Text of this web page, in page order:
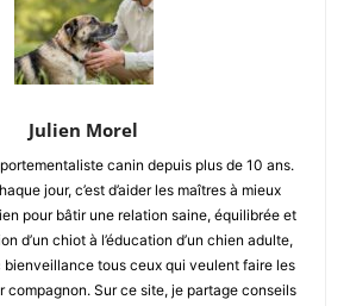
Julien Morel
canin depuis plus de 10 ans.
jour, c’est d’aider les maîtres à mieux
pour bâtir une relation saine, équilibrée et
d’un chiot à l’éducation d’un chien adulte,
bienveillance tous ceux qui veulent faire les
compagnon. Sur ce site, je partage conseils